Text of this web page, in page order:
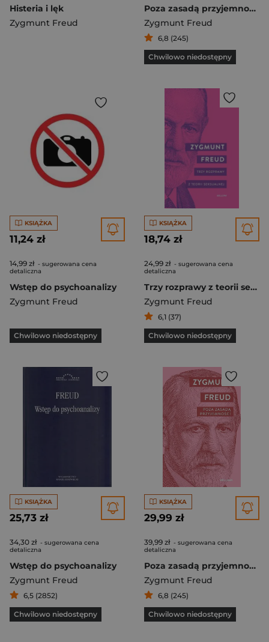
Histeria i lęk
Zygmunt Freud
Poza zasadą przyjemności
Zygmunt Freud
6,8 (245)
Chwilowo niedostępny
KSIĄŻKA
11,24 zł
14,99 zł - sugerowana cena
detaliczna
Wstęp do psychoanalizy
Zygmunt Freud
Chwilowo niedostępny
KSIĄŻKA
18,74 zł
24,99 zł - sugerowana cena
detaliczna
Trzy rozprawy z teorii seksualnej
Zygmunt Freud
6,1 (37)
Chwilowo niedostępny
KSIĄŻKA
25,73 zł
34,30 zł - sugerowana cena
detaliczna
Wstęp do psychoanalizy
Zygmunt Freud
6,5 (2852)
Chwilowo niedostępny
KSIĄŻKA
29,99 zł
39,99 zł - sugerowana cena
detaliczna
Poza zasadą przyjemności
Zygmunt Freud
6,8 (245)
Chwilowo niedostępny